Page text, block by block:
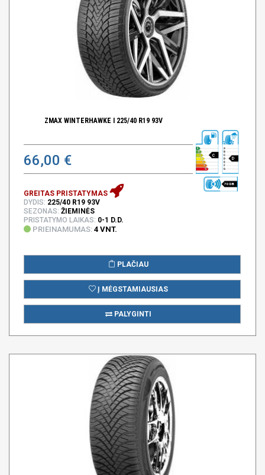
ZMAX WINTERHAWKE I 225/40 R19 93V
66,00 € C
D
70 DB
GREITAS PRISTATYMAS
DYDIS: 225/40 R19 93V
SEZONAS: ŽIEMINĖS
PRISTATYMO LAIKAS: 0-1 D.D.
PRIEINAMUMAS: 4 VNT.
PLAČIAU
Į MĖGSTAMIAUSIAS
PALYGINTI